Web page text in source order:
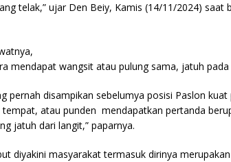
telak,” ujar Den Beiy, Kamis (14/11/2024) saat
mendapat wangsit atau pulung sama, jatuh
pernah disampikan sebelumya posisi Paslon
atau punden mendapatkan pertanda
jatuh dari langit,” paparnya.
diyakini masyarakat termasuk dirinya